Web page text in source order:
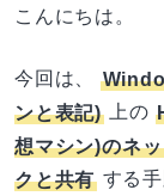
こんにちは。
今回は、
ンと表記)上の
想マシン)のネ
クと共有する手